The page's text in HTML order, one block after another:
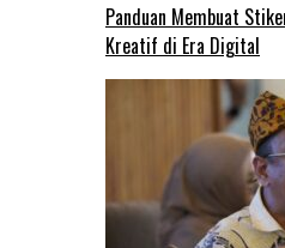
Panduan Membuat
Kreatif di Era Digital